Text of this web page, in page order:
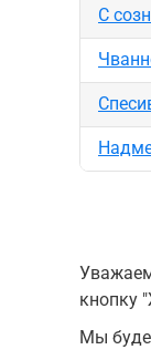
С
кнопку
Мы